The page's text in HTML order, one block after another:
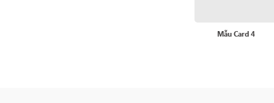
Mẫu Card 4